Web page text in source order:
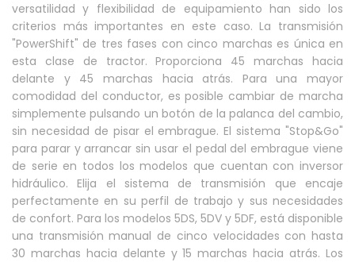
versatilidad y flexibilidad de equipamiento han sido los
criterios más importantes en este caso. La transmisión
"PowerShift" de tres fases con cinco marchas es única en
esta clase de tractor. Proporciona 45 marchas hacia
delante y 45 marchas hacia atrás. Para una mayor
comodidad del conductor, es posible cambiar de marcha
simplemente pulsando un botón de la palanca del cambio,
sin necesidad de pisar el embrague. El sistema "Stop&Go"
para parar y arrancar sin usar el pedal del embrague viene
de serie en todos los modelos que cuentan con inversor
hidráulico. Elija el sistema de transmisión que encaje
perfectamente en su perfil de trabajo y sus necesidades
de confort. Para los modelos 5DS, 5DV y 5DF, está disponible
una transmisión manual de cinco velocidades con hasta
30 marchas hacia delante y 15 marchas hacia atrás. Los